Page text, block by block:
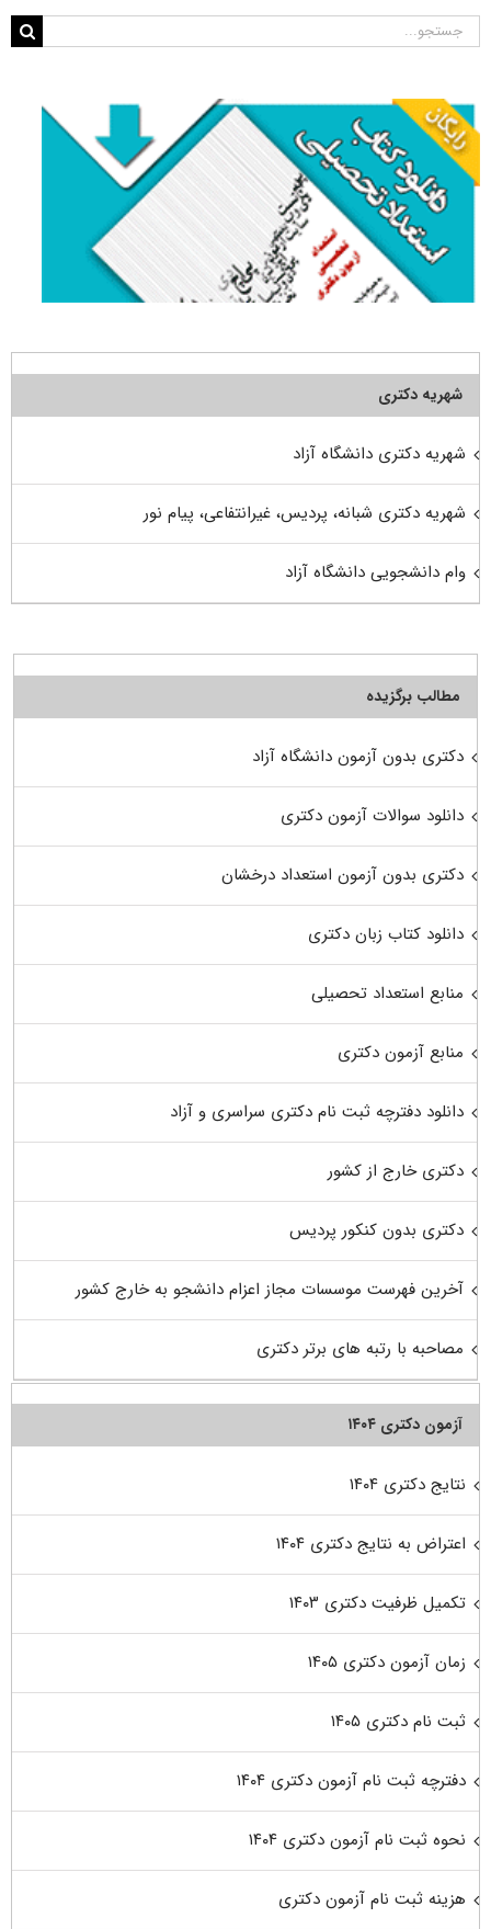
جستجو
شهریه دکتری
شهریه دکتری دانشگاه آزاد
شهریه دکتری شبانه، پردیس، غیرانتفاعی، پیام نور
وام دانشجویی دانشگاه آزاد
مطالب برگزیده
دکتری بدون آزمون دانشگاه آزاد
دانلود سوالات آزمون دکتری
دکتری بدون آزمون استعداد درخشان
دانلود کتاب زبان دکتری
منابع استعداد تحصیلی
منابع آزمون دکتری
دانلود دفترچه ثبت نام دکتری سراسری و آزاد
دکتری خارج از کشور
دکتری بدون کنکور پردیس
آخرین فهرست موسسات مجاز اعزام دانشجو به خارج کشور
مصاحبه با رتبه های برتر دکتری
آزمون دکتری ۱۴۰۴
نتایج دکتری ۱۴۰۴
اعتراض به نتایج دکتری ۱۴۰۴
تکمیل ظرفیت دکتری ۱۴۰۳
زمان آزمون دکتری ۱۴۰۵
ثبت نام دکتری ۱۴۰۵
دفترچه ثبت نام آزمون دکتری ۱۴۰۴
نحوه ثبت نام آزمون دکتری ۱۴۰۴
هزینه ثبت نام آزمون دکتری